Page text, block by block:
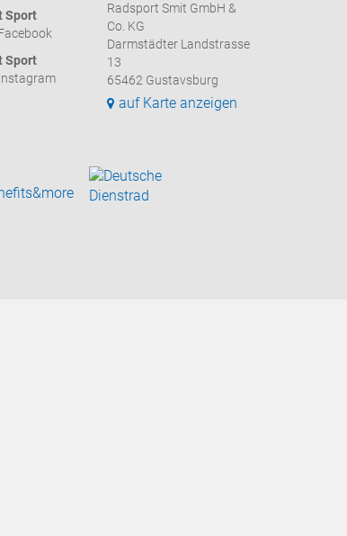
Sport
Sport
Radsport Smit GmbH &
Co. KG
Darmstädter Landstrasse
13
65462 Gustavsburg
auf Karte anzeigen